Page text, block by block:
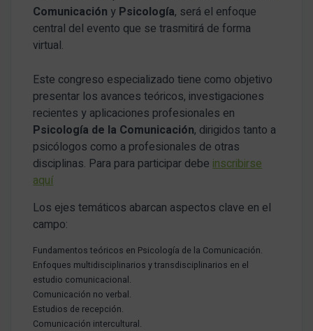
Comunicación y Psicología, será el enfoque
central del evento que se trasmitirá de forma
virtual.
Este congreso especializado tiene como objetivo
presentar los avances teóricos, investigaciones
recientes y aplicaciones profesionales en
Psicología de la Comunicación, dirigidos tanto a
psicólogos como a profesionales de otras
disciplinas. Para para participar debe inscribirse
aquí
Los ejes temáticos abarcan aspectos clave en el
campo:
Fundamentos teóricos en Psicología de la Comunicación.
Enfoques multidisciplinarios y transdisciplinarios en el
estudio comunicacional.
Comunicación no verbal.
Estudios de recepción.
Comunicación intercultural.